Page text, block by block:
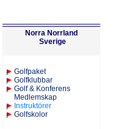
Norra Norrland
Sverige
Golfpaket
Golfklubbar
Golf & Konferens
Medlemskap
Instruktörer
Golfskolor